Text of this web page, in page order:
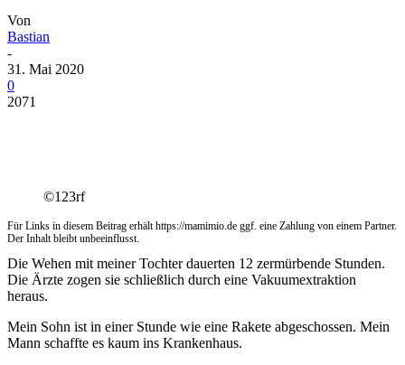
Von
Bastian
-
31. Mai 2020
0
2071
©123rf
Für Links in diesem Beitrag erhält https://mamimio.de ggf. eine Zahlung von einem Partner.
Der Inhalt bleibt unbeeinflusst.
Die Wehen mit meiner Tochter dauerten 12 zermürbende Stunden.
Die Ärzte zogen sie schließlich durch eine Vakuumextraktion
heraus.
Mein Sohn ist in einer Stunde wie eine Rakete abgeschossen. Mein
Mann schaffte es kaum ins Krankenhaus.